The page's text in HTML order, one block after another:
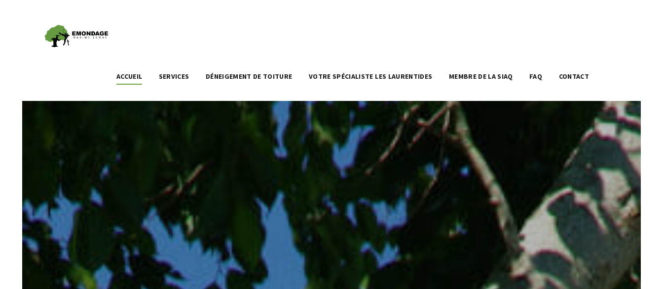
ACCUEIL SERVICES DÉNEIGEMENT DE TOITURE VOTRE SPÉCIALISTE LES LAURENTIDES MEMBRE DE LA SIAQ FAQ CONTACT